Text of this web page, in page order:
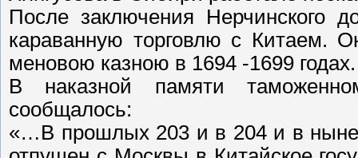
После заключения Нерчинского
караванную торговлю с Китаем.
меновою казною в 1694 -1699 годах.
В наказной памяти
сообщалось:
«…В прошлых 203 и в 204 и в